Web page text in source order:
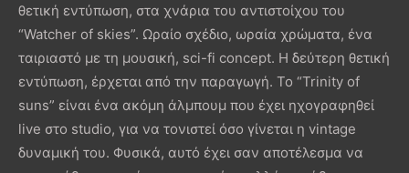
θετική εντύπωση, στα χνάρια του αντιστοίχου του
“Watcher of skies”. Ωραίο σχέδιο, ωραία χρώματα, ένα
ταιριαστό με τη μουσική, sci-fi concept. Η δεύτερη θετική
εντύπωση, έρχεται από την παραγωγή. Το “Trinity of
suns” είναι ένα ακόμη άλμπουμ που έχει ηχογραφηθεί
live στο studio, για να τονιστεί όσο γίνεται η vintage
δυναμική του. Φυσικά, αυτό έχει σαν αποτέλεσμα να